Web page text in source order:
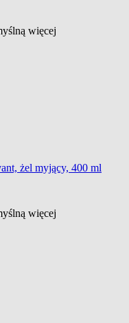
więcej
żel myjący, 400 ml
więcej